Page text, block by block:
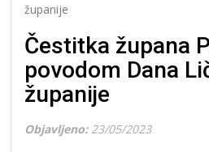
županije
Čestitka župana
povodom Dana
županije
Objavljeno: 23/05/2023